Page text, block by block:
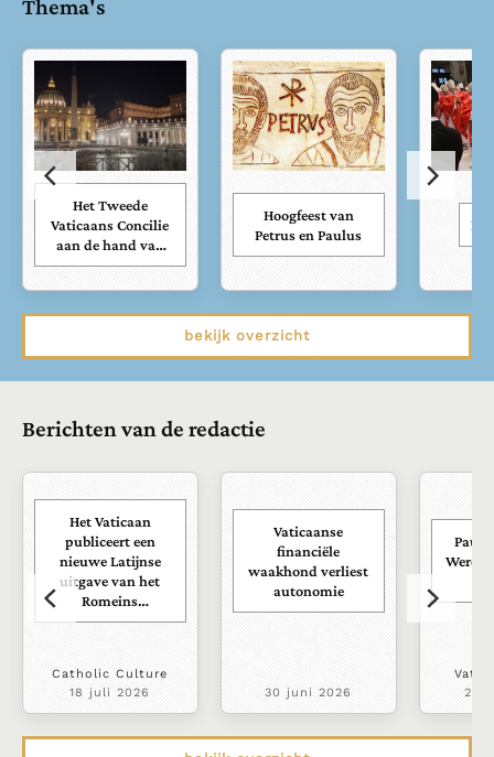
Thema's
Het Tweede
Vaticaans Concilie
aan de hand van
zijn documenten
Hoogfeest van
Petrus en Paulus
bekijk overzicht
Berichten van de redactie
Het Vaticaan
publiceert een
nieuwe Latijnse
uitgave van het
Romeins
martyrologium
Catholic Culture
18 juli 2026
Vaticaanse
financiële
waakhond verliest
autonomie
30 juni 2026
Paus
22